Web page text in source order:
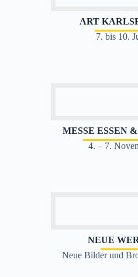
ART
7. bis 10.
MESSE ESSEN
4. – 7.
NEUE
Neue Bilder und